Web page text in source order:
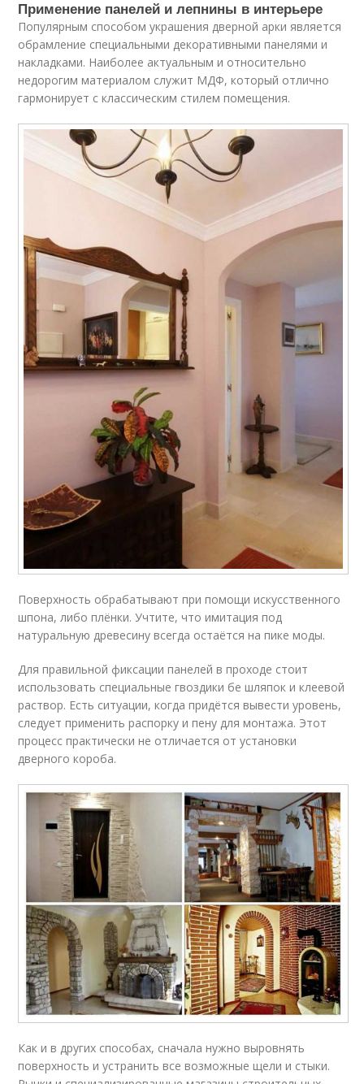
Применение панелей и лепнины в интерьере
Популярным способом украшения дверной арки является
обрамление специальными декоративными панелями и
накладками. Наиболее актуальным и относительно
недорогим материалом служит МДФ, который отлично
гармонирует с классическим стилем помещения.
Поверхность обрабатывают при помощи искусственного
шпона, либо плёнки. Учтите, что имитация под
натуральную древесину всегда остаётся на пике моды.
Для правильной фиксации панелей в проходе стоит
использовать специальные гвоздики бе шляпок и клеевой
раствор. Есть ситуации, когда придётся вывести уровень,
следует применить распорку и пену для монтажа. Этот
процесс практически не отличается от установки
дверного короба.
Как и в других способах, сначала нужно выровнять
поверхность и устранить все возможные щели и стыки.